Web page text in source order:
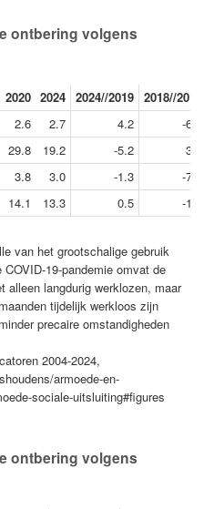
ontbering volgens
2020 2024 2024//2019 2018//2015
2.6 2.7 4.2
-6.9
29.8 19.2 -5.2
3.9
3.8 3.0 -1.3
-7.0
14.1 13.3 0.5
-1.0
van het grootschalige gebruik
19-pandemie omvat de
alleen langdurig werklozen, maar
tijdelijk werkloos zijn
precaire omstandigheden
2004-2024,
armoede-en-
sociale-uitsluiting#figures
ontbering volgens